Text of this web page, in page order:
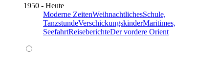
1950 - Heute
Moderne ZeitenWeihnachtlichesSchule,
TanzstundeVerschickungskinderMaritimes,
SeefahrtReiseberichteDer vordere Orient